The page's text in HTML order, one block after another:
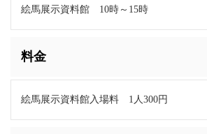
絵馬展示資料館 10時～15時
料金
絵馬展示資料館入場料 1人300円